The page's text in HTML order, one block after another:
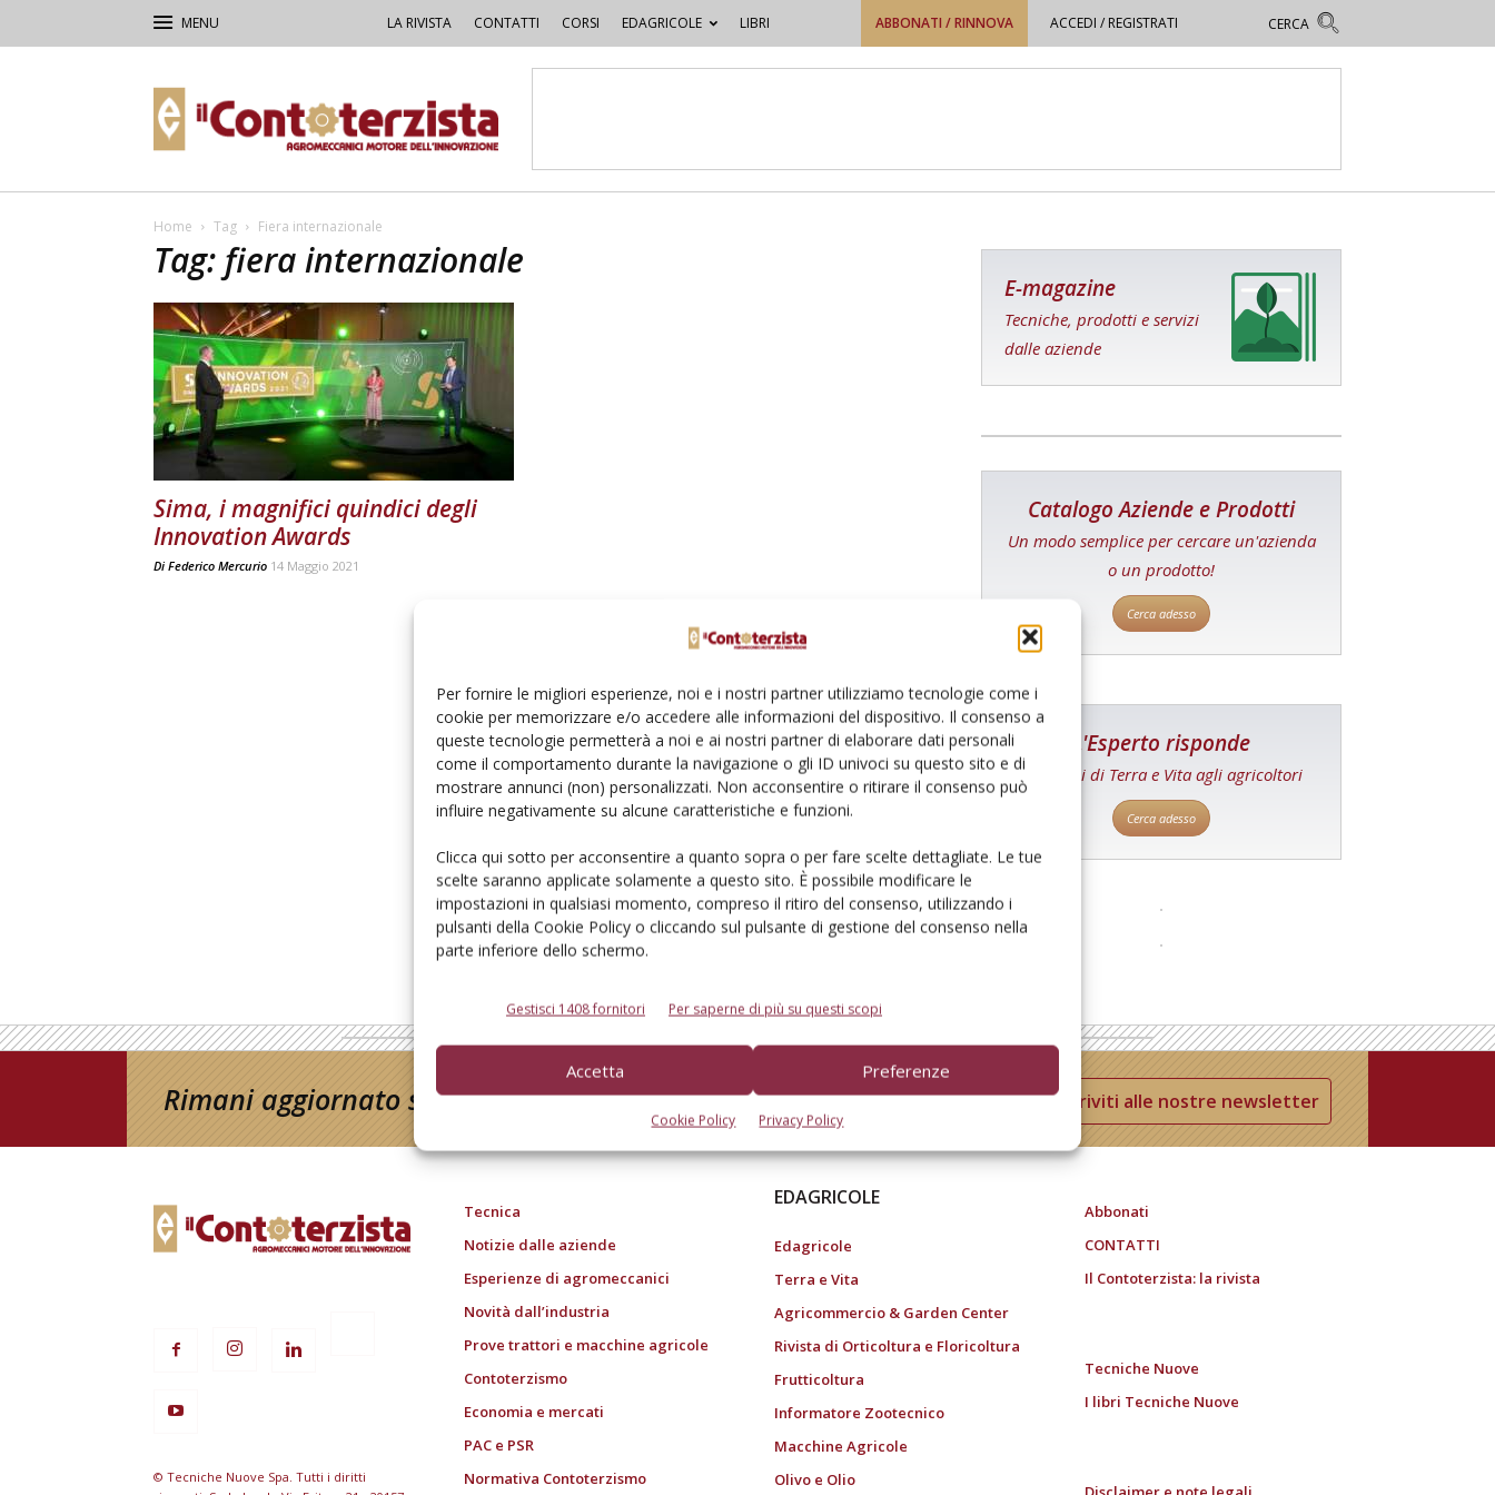
Per fornire le migliori esperienze, noi e i nostri partner utilizziamo tecnologie come i
cookie per memorizzare e/o accedere alle informazioni del dispositivo. Il consenso a
queste tecnologie permetterà a noi e ai nostri partner di elaborare dati personali
come il comportamento durante la navigazione o gli ID univoci su questo sito e di
mostrare annunci (non) personalizzati. Non acconsentire o ritirare il consenso può
influire negativamente su alcune caratteristiche e funzioni.
Clicca qui sotto per acconsentire a quanto sopra o per fare scelte dettagliate. Le tue
scelte saranno applicate solamente a questo sito. È possibile modificare le
impostazioni in qualsiasi momento, compreso il ritiro del consenso, utilizzando i
pulsanti della Cookie Policy o cliccando sul pulsante di gestione del consenso nella
parte inferiore dello schermo.
Gestisci 1408 fornitori Per saperne di più su questi scopi
Accetta Preferenze
Cookie Policy Privacy Policy
LA RIVISTA CONTATTI CORSI EDAGRICOLE LIBRI ABBONATI / RINNOVA ACCEDI / REGISTRATI
Contoterzista
Home Tag Fiera internazionale
Tag: fiera internazionale
Sima, i magnifici quindici degli
Innovation Awards
Di Federico Mercurio 14 Maggio 2021
E-magazine
Tecniche, prodotti e servizi
dalle aziende
Catalogo Aziende e Prodotti
Un modo semplice per cercare un'azienda
o un prodotto!
Cerca adesso
L'Esperto risponde
I consigli di Terra e Vita agli agricoltori
Cerca adesso
Rimani aggiornato sul mondo dell’agricoltura Iscriviti alle nostre newsletter
© Tecniche Nuove Spa. Tutti i diritti
Tecnica
Notizie dalle aziende
Esperienze di agromeccanici
Novità dall’industria
Prove trattori e macchine agricole
Contoterzismo
Economia e mercati
PAC e PSR
Normativa Contoterzismo
EDAGRICOLE
Edagricole
Terra e Vita
Agricommercio & Garden Center
Rivista di Orticoltura e Floricoltura
Frutticoltura
Informatore Zootecnico
Macchine Agricole
Olivo e Olio
Abbonati
CONTATTI
Il Contoterzista: la rivista
Tecniche Nuove
I libri Tecniche Nuove